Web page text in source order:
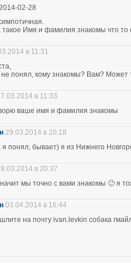
02-28
Имя и фамилия знакомы что то
в 11:31
понял, кому знакомы? Вам? Может
в 11:33
ваше имя и фамилия знакомы
29.03.2014 в 20:18
я понял, бывает) я из Нижнего
в 20:37
мы точно с вами знакомы 🙂 я
03.04.2014 в 16:44
на почту ivan.levkin собака